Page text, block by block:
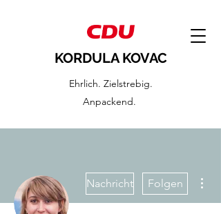
KORDULA KOVAC
Ehrlich. Zielstrebig.
Anpackend.
Nachricht Folgen